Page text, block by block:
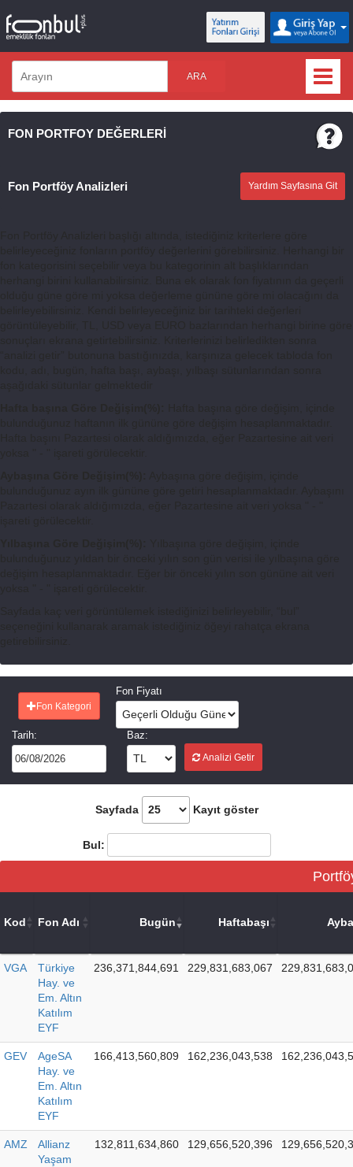
ARA
FON PORTFOY DEĞERLERİ
Fon Portföy Analizleri Yardım Sayfasına Git
Fon Kategori
Fon Fiyatı
Tarih: Baz:
Analizi Getir
Sayfada Kayıt göster
Bul:
Kod Fon Adı Bugün Haftabaşı
VGA
Türkiye
Hay. ve
Em. Altın
Katılım
EYF
236,371,844,691 229,831,683,067
GEV
AgeSA
Hay. ve
Em. Altın
Katılım
EYF
166,413,560,809 162,236,043,538
AMZ
Allianz
Yaşam
132,811,634,860 129,656,520,396